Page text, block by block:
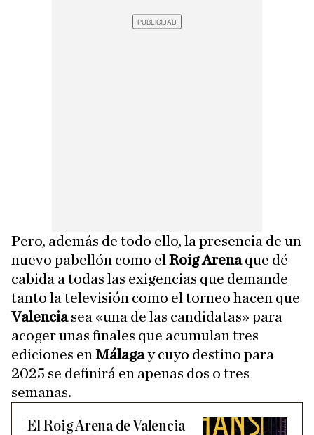
Pero, además de todo ello, la presencia de un
nuevo pabellón como el Roig Arenaque dé
cabida a todas las exigencias que demande
tanto la televisión como el torneo hacen que
Valenciasea «una de las candidatas» para
acoger unas finales que acumulan tres
ediciones en Málagay cuyo destino para
2025 se definirá en apenas dos o tres
semanas.
El Roig Arena de Valencia